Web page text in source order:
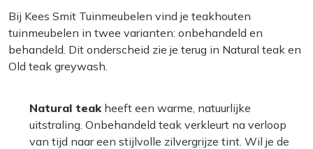
Bij Kees Smit Tuinmeubelen vind je teakhouten
tuinmeubelen in twee varianten: onbehandeld en
behandeld. Dit onderscheid zie je terug in Natural teak en
Old teak greywash.
Natural teak heeft een warme, natuurlijke
uitstraling. Onbehandeld teak verkleurt na verloop
van tijd naar een stijlvolle zilvergrijze tint. Wil je de